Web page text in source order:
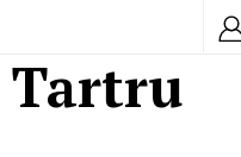
Tartru